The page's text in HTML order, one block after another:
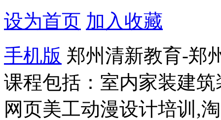
设为首页 加入收藏
手机版 郑州清新教育-郑
课程包括：室内家装建
网页美工动漫设计培训,